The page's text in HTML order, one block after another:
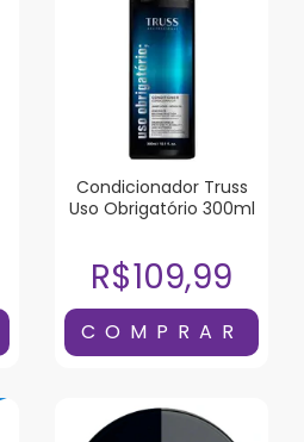
Condicionador Truss
Uso Obrigatório 300ml
R$109,99